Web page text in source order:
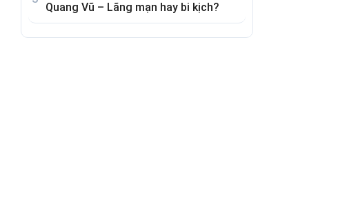
Quang Vũ – Lãng mạn hay bi kịch?